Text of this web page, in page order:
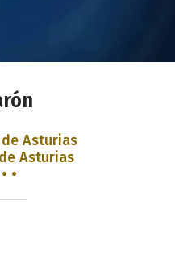
Asturias
Asturias
•